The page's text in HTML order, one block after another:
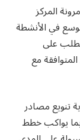
المركز
في الأنشطة
على
مع
تنويع مصادر
بما يواكب خطط